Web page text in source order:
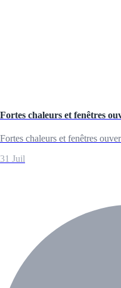
Fortes chaleurs et fenêtres
Fortes chaleurs et fenêtres
31 Juil